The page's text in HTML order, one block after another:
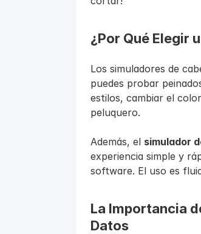
¿Por Qué Elegir
Los simuladores de
puedes probar
estilos, cambiar el
peluquero.
Además, el simulador
experiencia simple y
software. El uso es
La Importancia
Datos